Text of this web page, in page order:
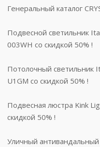
Генеральный каталог
Подвесной светильник
003WH со скидкой 50% !
Потолочный светильник
U1GM со скидкой 50% !
Подвесная люстра Kink
скидкой 50% !
Уличный